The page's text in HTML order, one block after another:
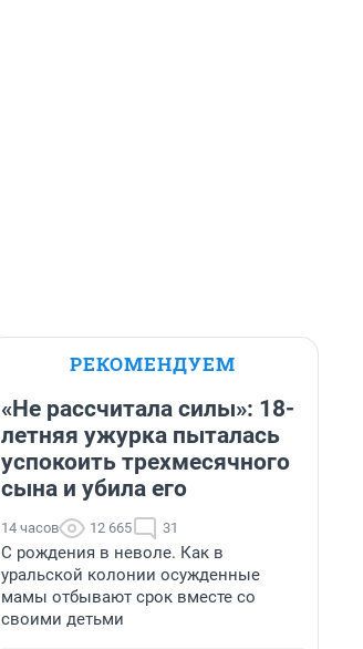
РЕКОМЕНДУЕМ
«Не рассчитала силы»: 18-
летняя ужурка пыталась
успокоить трехмесячного
сына и убила его
14 часов 12 665 31
С рождения в неволе. Как в
уральской колонии осужденные
мамы отбывают срок вместе со
своими детьми